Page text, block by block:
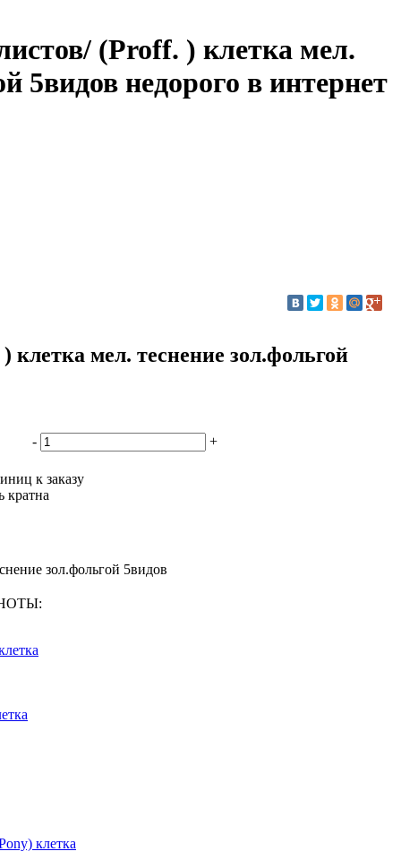
(Proff. ) клетка мел.
5видов недорого в интернет
клетка мел. теснение зол.фольгой
- +
к заказу
кратна
зол.фольгой 5видов
клетка